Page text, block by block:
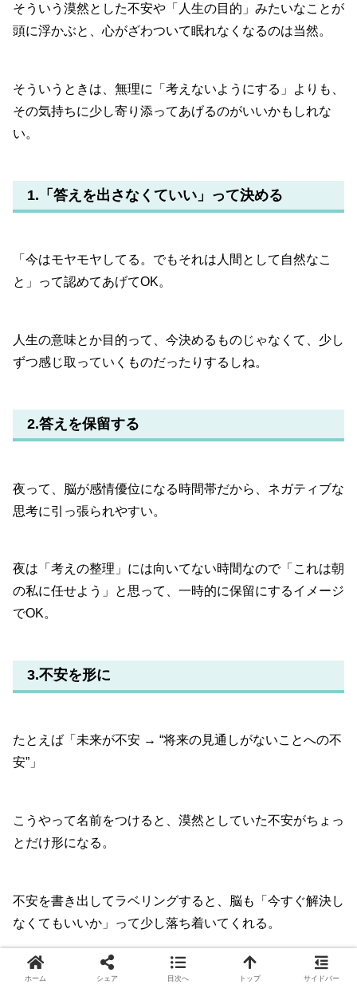
そういう漠然とした不安や「人生の目的」みたいなことが
頭に浮かぶと、心がざわついて眠れなくなるのは当然。
そういうときは、無理に「考えないようにする」よりも、
その気持ちに少し寄り添ってあげるのがいいかもしれな
い。
1.「答えを出さなくていい」って決める
「今はモヤモヤしてる。でもそれは人間として自然なこ
と」って認めてあげてOK。
人生の意味とか目的って、今決めるものじゃなくて、少し
ずつ感じ取っていくものだったりするしね。
2.答えを保留する
夜って、脳が感情優位になる時間帯だから、ネガティブな
思考に引っ張られやすい。
夜は「考えの整理」には向いてない時間なので「これは朝
の私に任せよう」と思って、一時的に保留にするイメージ
でOK。
3.不安を形に
たとえば「未来が不安 → “将来の見通しがないことへの不
安”」
こうやって名前をつけると、漠然としていた不安がちょっ
とだけ形になる。
不安を書き出してラベリングすると、脳も「今すぐ解決し
なくてもいいか」って少し落ち着いてくれる。
4.他の音に意識を
ホーム シェア 目次へ トップ サイドバー